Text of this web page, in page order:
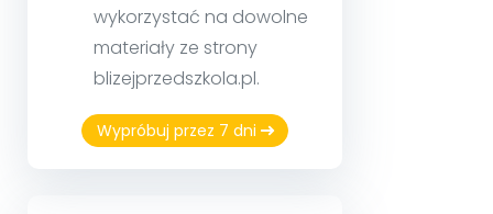
wykorzystać na dowolne
materiały ze strony
blizejprzedszkola.pl.
Wypróbuj przez 7 dni